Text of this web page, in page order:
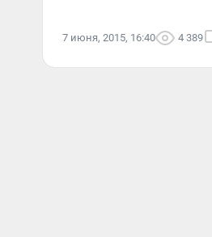
7 июня, 2015, 16:40 4 389